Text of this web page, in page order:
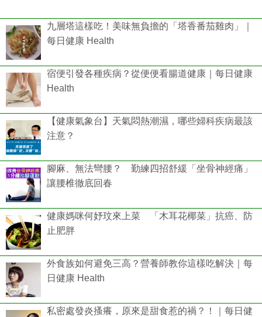
九層塔這樣吃！美味無負擔的「塔香番茄雞肉」｜
每日健康 Health
宿便引發各種疾病？從便便看腸道健康｜每日健康
Health
【健康氣象台】天氣悶熱潮濕，哪些婦科疾病最該
注意？
腳麻、無法彎腰？ 勤練四招舒緩「坐骨神經痛」
讓腰椎徹底回春
健康媽咪何妤玟來上菜 「木耳花椰菜」抗癌、防
止肥胖
外食族如何避免三高？營養師教你這樣吃解決｜每
日健康 Health
私密處發炎搔癢，原來是甜食惹的禍？！｜每日健